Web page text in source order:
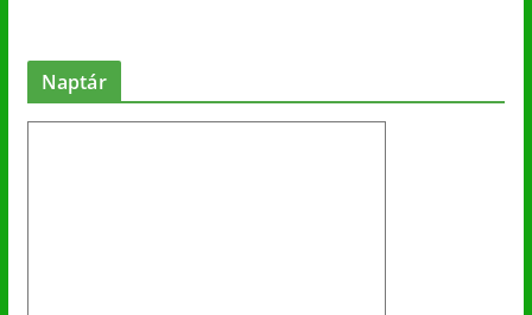
Naptár